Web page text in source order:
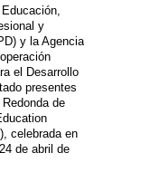
y
y la Agencia
el Desarrollo
presentes
de
celebrada en
de abril de